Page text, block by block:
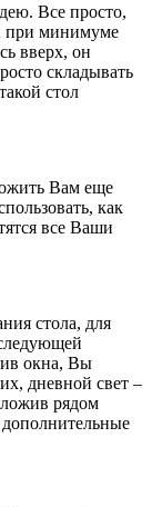
Все просто,
при минимуме
вверх, он
складывать
стол
Вам еще
как
все Ваши
стола, для
окна, Вы
дневной свет –
рядом